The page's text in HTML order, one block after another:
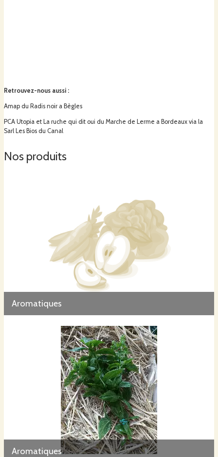
Retrouvez-nous aussi :
Amap du Radis noir a Bègles
PCA Utopia et La ruche qui dit oui du Marche de Lerme a Bordeaux via la
Sarl Les Bios du Canal
Nos produits
Aromatiques
Aromatiques